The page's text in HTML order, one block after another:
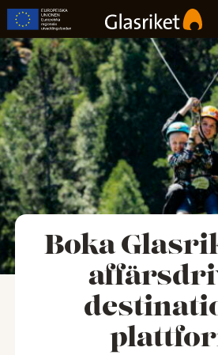
Boka